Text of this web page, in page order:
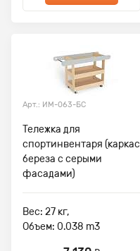
Арт.: ИМ-063-БС
Тележка для
спортинвентаря (каркас
береза с серыми
фасадами)
Вес: 27 кг,
Объем: 0.038 m3